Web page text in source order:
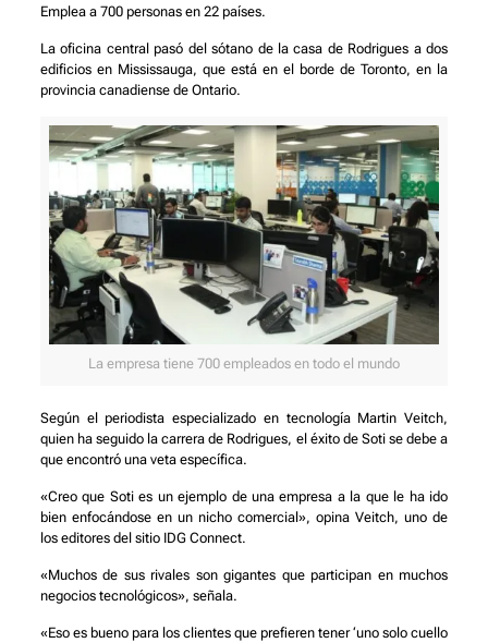
Emplea a 700 personas en 22 países.
La oficina central pasó del sótano de la casa de Rodrigues a dos
edificios en Mississauga, que está en el borde de Toronto, en la
provincia canadiense de Ontario.
La empresa tiene 700 empleados en todo el mundo
Según el periodista especializado en tecnología Martin Veitch,
quien ha seguido la carrera de Rodrigues, el éxito de Soti se debe a
que encontró una veta específica.
«Creo que Soti es un ejemplo de una empresa a la que le ha ido
bien enfocándose en un nicho comercial», opina Veitch, uno de
los editores del sitio IDG Connect.
«Muchos de sus rivales son gigantes que participan en muchos
negocios tecnológicos», señala.
«Eso es bueno para los clientes que prefieren tener ‘uno solo cuello